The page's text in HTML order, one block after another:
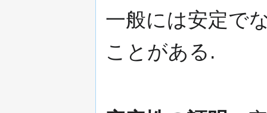
一般には安定で
ことがある.